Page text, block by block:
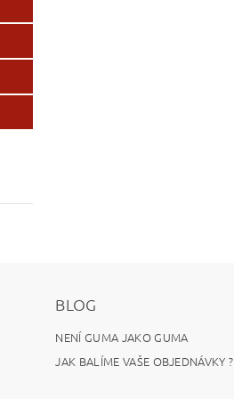
BLOG
NENÍ GUMA JAKO GUMA
JAK BALÍME VAŠE OBJEDNÁVKY ?